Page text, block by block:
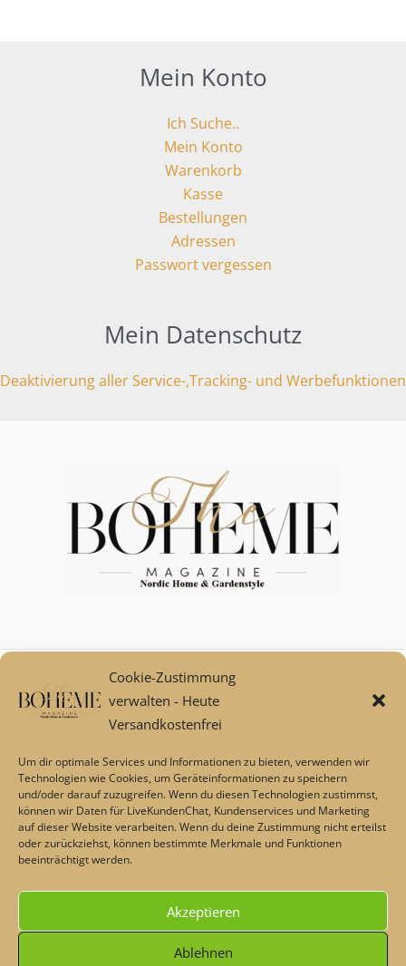
Cookie-Zustimmung
verwalten - Heute
Versandkostenfrei
Um dir optimale Services und Informationen zu bieten, verwenden wir
Technologien wie Cookies, um Geräteinformationen zu speichern
und/oder darauf zuzugreifen. Wenn du diesen Technologien zustimmst,
können wir Daten für LiveKundenChat, Kundenservices und Marketing
auf dieser Website verarbeiten. Wenn du deine Zustimmung nicht erteilst
oder zurückziehst, können bestimmte Merkmale und Funktionen
beeinträchtigt werden.
Akzeptieren
Ablehnen
Mein Konto
Ich Suche..
Mein Konto
Warenkorb
Kasse
Bestellungen
Adressen
Passwort vergessen
Mein Datenschutz
Deaktivierung aller Service-,Tracking- und Werbefunktionen
Mein Konto
Zahlungsarten
Versand und Retoure****
AGB
Impressum
Datenschutz
Über uns
Echtheit von Bewertungen
Barrierefreiheit